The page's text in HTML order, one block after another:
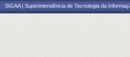
SIGAA | Superintendência de Tecnologia da